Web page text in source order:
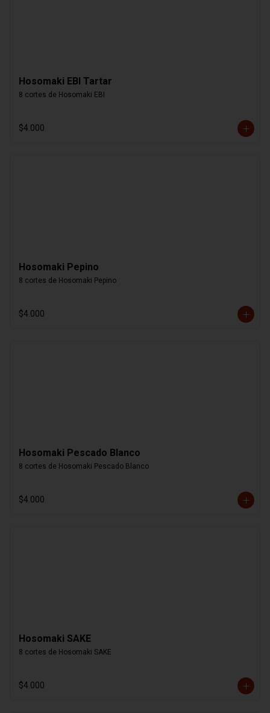
Hosomaki EBI Tartar
8 cortes de Hosomaki EBI
$4.000
Hosomaki Pepino
8 cortes de Hosomaki Pepino
$4.000
Hosomaki Pescado Blanco
8 cortes de Hosomaki Pescado Blanco
$4.000
Hosomaki SAKE
8 cortes de Hosomaki SAKE
$4.000